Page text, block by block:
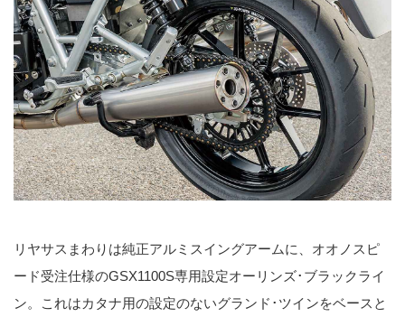
リヤサスまわりは純正アルミスイングアームに、オオノスピ
ード受注仕様のGSX1100S専用設定オーリンズ･ブラックライ
ン。これはカタナ用の設定のないグランド･ツインをベースと